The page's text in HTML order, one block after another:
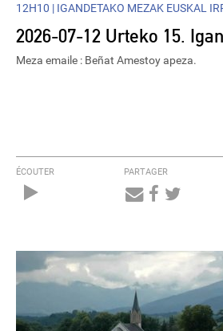
12H10 | IGANDETAKO MEZAK EUSKAL
2026-07-12 Urteko 15.
Meza emaile : Beñat Amestoy apeza.
ÉCOUTER PARTAGER